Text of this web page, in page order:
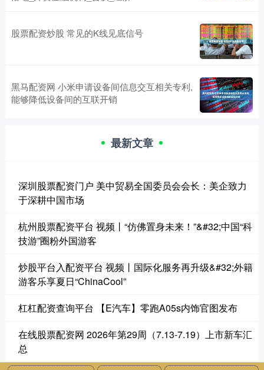
股票配资炒股 常见的K线见底信号
黑马配资网 小米申请设备间信息交互相关专利,
能够降低设备间的互联开销
最新文章
深圳股票配资门户 美中贸易全国委员会会长：美企致力
于深耕中国市场
杭州股票配资平台 视频丨“仿佛置身未来！”&#32;中国“科
技游”圈粉外国游客
炒股平台入配资平台 视频丨国际化服务再升级&#32;外籍
游客乐享夏日“ChinaCool”
杠杠配资查询平台 【E汽车】零跑A05s内饰官图发布
在线股票配资网 2026年第29周（7.13-7.19）上市新车汇
总